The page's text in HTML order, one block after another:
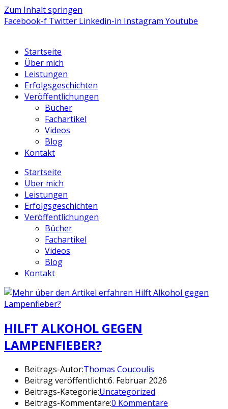
Zum Inhalt springen
Facebook-f Twitter Linkedin-in Instagram Youtube
Startseite
Über mich
Leistungen
Erfolgsgeschichten
Veröffentlichungen
Bücher
Fachartikel
Videos
Blog
Kontakt
Startseite
Über mich
Leistungen
Erfolgsgeschichten
Veröffentlichungen
Bücher
Fachartikel
Videos
Blog
Kontakt
HILFT ALKOHOL GEGEN
LAMPENFIEBER?
Beitrags-Autor:Thomas Coucoulis
Beitrag veröffentlicht:6. Februar 2026
Beitrags-Kategorie:Uncategorized
Beitrags-Kommentare:0 Kommentare